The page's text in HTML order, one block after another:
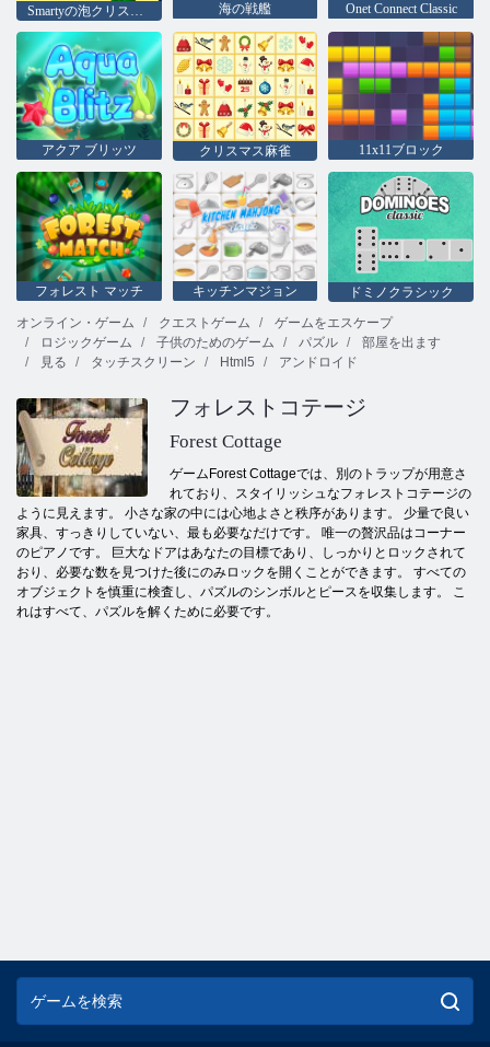
海の戦艦 Onet Connect Classic
アクア ブリッツ クリスマス麻雀 11x11ブロック
フォレスト マッチ キッチンマジョン
ドミノクラシック
オンライン・ゲーム
クエストゲーム
ゲームをエスケープ
ロジックゲーム
子供のためのゲーム パズル
部屋を出ます
見る
タッチスクリーン Html5 アンドロイド
フォレストコテージ
Forest Cottage
ゲームForest Cottageでは、別のトラップが用意さ
れており、スタイリッシュなフォレストコテージの
ように見えます。 小さな家の中には心地よさと秩序があります。 少量で良い
家具、すっきりしていない、最も必要なだけです。 唯一の贅沢品はコーナー
のピアノです。 巨大なドアはあなたの目標であり、しっかりとロックされて
おり、必要な数を見つけた後にのみロックを開くことができます。 すべての
オブジェクトを慎重に検査し、パズルのシンボルとピースを収集します。 こ
れはすべて、パズルを解くために必要です。